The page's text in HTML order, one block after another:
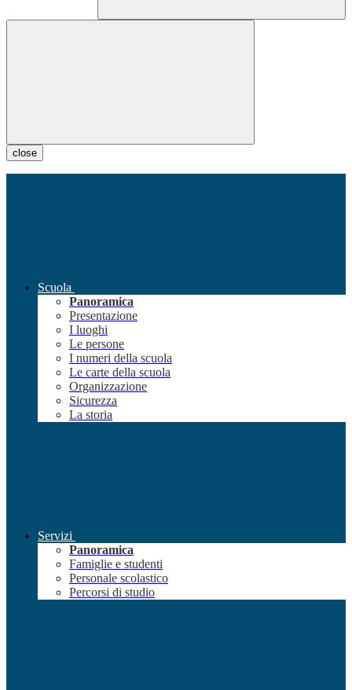
close
Scuola
Panoramica
Presentazione
I luoghi
Le persone
I numeri della scuola
Le carte della scuola
Organizzazione
Sicurezza
La storia
Servizi
Panoramica
Famiglie e studenti
Personale scolastico
Percorsi di studio